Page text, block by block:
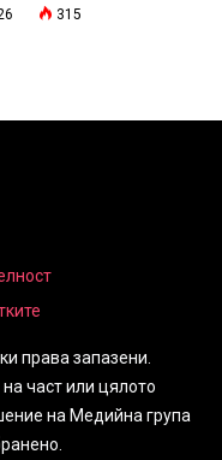
315
права запазени.
част или цялото
на Медийна група